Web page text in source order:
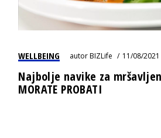
WELLBEING autorBIZLife 11/08/
Najbolje navike za
MORATE PROBATI